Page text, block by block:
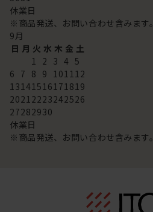
休業日
※商品発送、お問い合わせ含みます。
9 月
日 月 火 水 木 金 土
1
2 3 4 5
6 7 8 9 10 11 12
13 14 15 16 17 18 19
2021 2223242526
27282930
休業日
※商品発送、お問い合わせ含みます。